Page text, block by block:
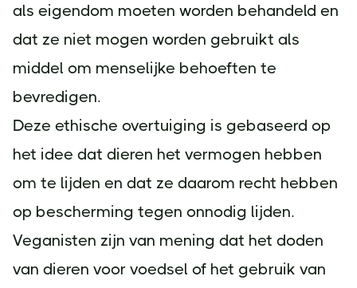
als eigendom moeten worden behandeld en
dat ze niet mogen worden gebruikt als
middel om menselijke behoeften te
bevredigen.
Deze ethische overtuiging is gebaseerd op
het idee dat dieren het vermogen hebben
om te lijden en dat ze daarom recht hebben
op bescherming tegen onnodig lijden.
Veganisten zijn van mening dat het doden
van dieren voor voedsel of het gebruik van